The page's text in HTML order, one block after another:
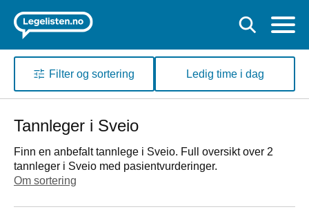
Filter og sortering Ledig time i dag
Tannleger i Sveio
Finn en anbefalt tannlege i Sveio. Full oversikt over 2
tannleger i Sveio med pasientvurderinger.
Om sortering